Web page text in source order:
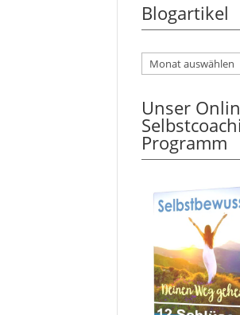
Blogartikel
Unser
Programm